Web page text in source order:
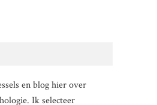
en blog hier over
Ik selecteer